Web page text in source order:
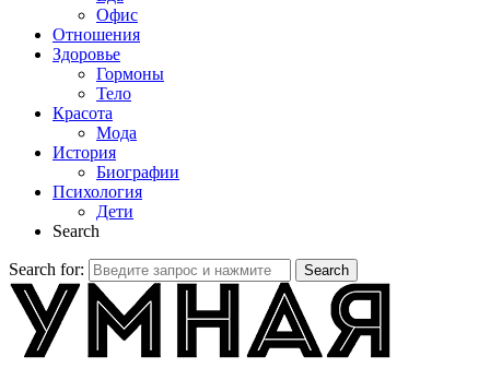
Офис
Отношения
Здоровье
Гормоны
Тело
Красота
Мода
История
Биографии
Психология
Дети
Search
Search for: Search